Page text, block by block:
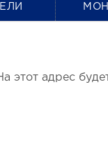
этот адрес